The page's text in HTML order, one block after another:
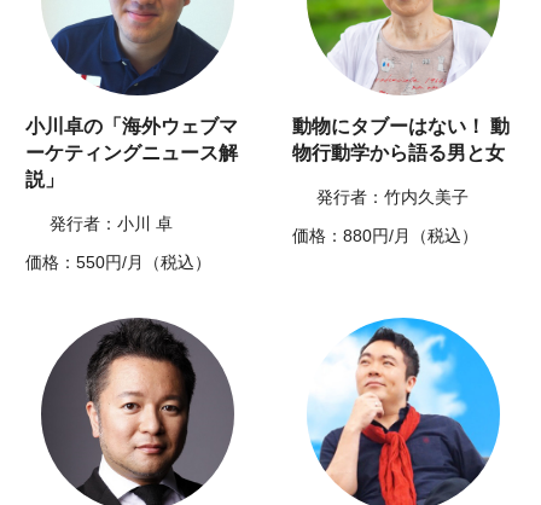
小川卓の「海外ウェブマ
ーケティングニュース解
説」
発行者：小川 卓
価格：550円/月（税込）
動物にタブーはない！ 動
物行動学から語る男と女
発行者：竹内久美子
価格：880円/月（税込）